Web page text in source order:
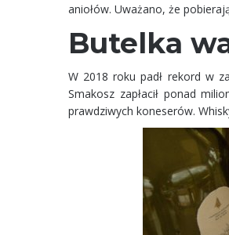
aniołów. Uważano, że
Butelka
W 2018 roku padł rekord w
Smakosz zapłacił ponad
prawdziwych koneserów.